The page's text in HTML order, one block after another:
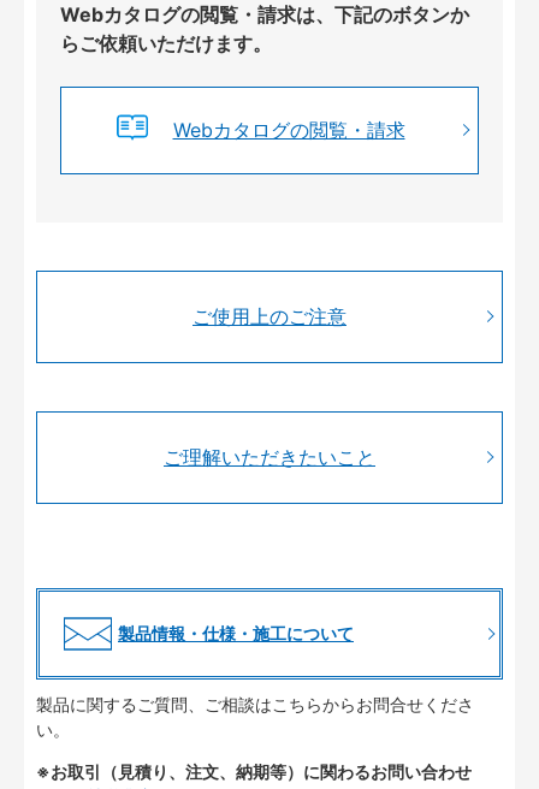
Webカタログの閲覧・請求は、下記のボタンか
らご依頼いただけます。
Webカタログの閲覧・請求
ご使用上のご注意
ご理解いただきたいこと
製品情報・仕様・施工について
製品に関するご質問、ご相談はこちらからお問合せくださ
い。
※お取引（見積り、注文、納期等）に関わるお問い合わせ